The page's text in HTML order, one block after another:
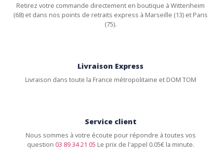
Retirez votre commande directement en boutique à Wittenheim
(68) et dans nos points de retraits express à Marseille (13) et Paris
(75).
Livraison Express
Livraison dans toute la France métropolitaine et DOM TOM
Service client
Nous sommes à votre écoute pour répondre à toutes vos
question 03 89 34 21 05 Le prix de l'appel 0.05€ la minute.